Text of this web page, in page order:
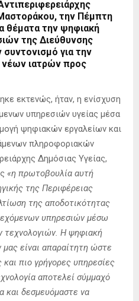
, την Πέμπτη
θέματα την ψηφιακή
της Διεύθυνσης
συντονισμό για την
ιατρών προς
εκτενώς, ήταν, η ενίσχυση
υπηρεσιών υγείας μέσα
ψηφιακών εργαλείων και
πληροφοριακών
Δημόσιας Υγείας,
«η πρωτοβουλία αυτή
της Περιφέρειας
της αποδοτικότητας
υπηρεσιών μέσω
τεχνολογιών. Η ψηφιακή
είναι απαραίτητη ώστε
πιο γρήγορες υπηρεσίες
αποτελεί σύμμαχό
και δεσμευόμαστε να